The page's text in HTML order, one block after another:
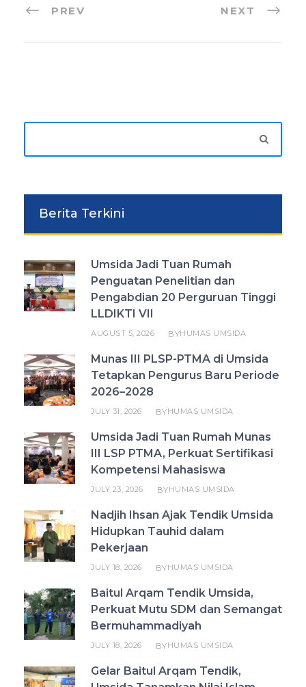
PREV NEXT
Berita Terkini
Umsida Jadi Tuan Rumah
Penguatan Penelitian dan
Pengabdian 20 Perguruan Tinggi
LLDIKTI VII
AUGUST 5, 2026 BYHUMAS UMSIDA
Munas III PLSP-PTMA di Umsida
Tetapkan Pengurus Baru Periode
2026–2028
JULY 31, 2026 BYHUMAS UMSIDA
Umsida Jadi Tuan Rumah Munas
III LSP PTMA, Perkuat Sertifikasi
Kompetensi Mahasiswa
JULY 23, 2026 BYHUMAS UMSIDA
Nadjih Ihsan Ajak Tendik Umsida
Hidupkan Tauhid dalam
Pekerjaan
JULY 18, 2026 BYHUMAS UMSIDA
Baitul Arqam Tendik Umsida,
Perkuat Mutu SDM dan Semangat
Bermuhammadiyah
JULY 18, 2026 BYHUMAS UMSIDA
Gelar Baitul Arqam Tendik,